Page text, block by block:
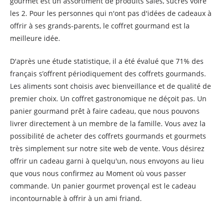
les 2. Pour les personnes qui n'ont pas d'idées de cadeaux à
offrir à ses grands-parents, le coffret gourmand est la
meilleure idée.
D'après une étude statistique, il a été évalué que 71% des
français s’offrent périodiquement des coffrets gourmands.
Les aliments sont choisis avec bienveillance et de qualité de
premier choix. Un coffret gastronomique ne déçoit pas. Un
panier gourmand prêt à faire cadeau, que nous pouvons
livrer directement à un membre de la famille. Vous avez la
possibilité de acheter des coffrets gourmands et gourmets
très simplement sur notre site web de vente. Vous désirez
offrir un cadeau garni à quelqu'un, nous envoyons au lieu
que vous nous confirmez au Moment où vous passer
commande. Un panier gourmet provençal est le cadeau
incontournable à offrir à un ami friand.